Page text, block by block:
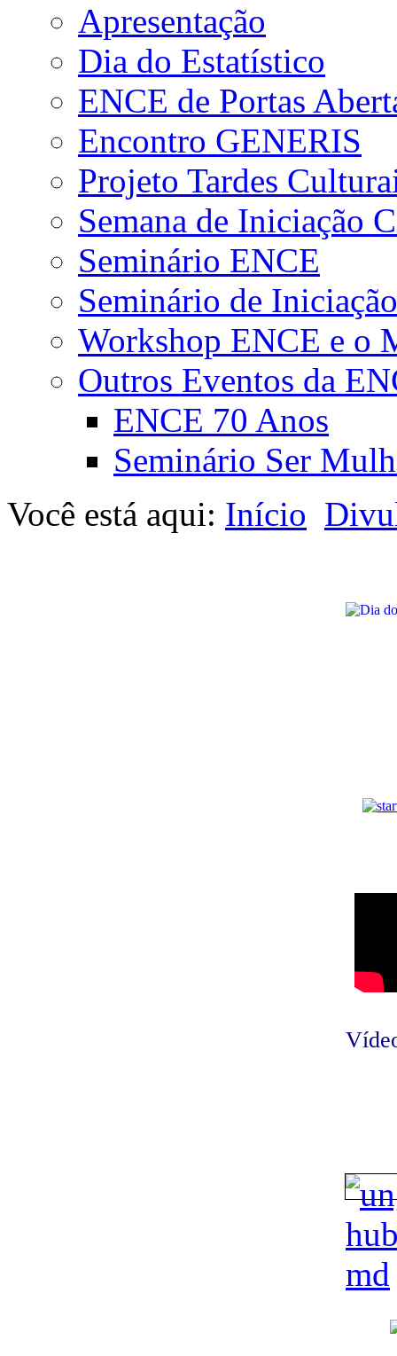
Apresentação
Dia do Estatístico
ENCE de Portas
Encontro GENERIS
Projeto Tardes
Semana de Iniciação
Seminário ENCE
Seminário de
Workshop ENCE e o
Outros Eventos da
ENCE 70 Anos
Seminário Ser
Você está aqui: Início